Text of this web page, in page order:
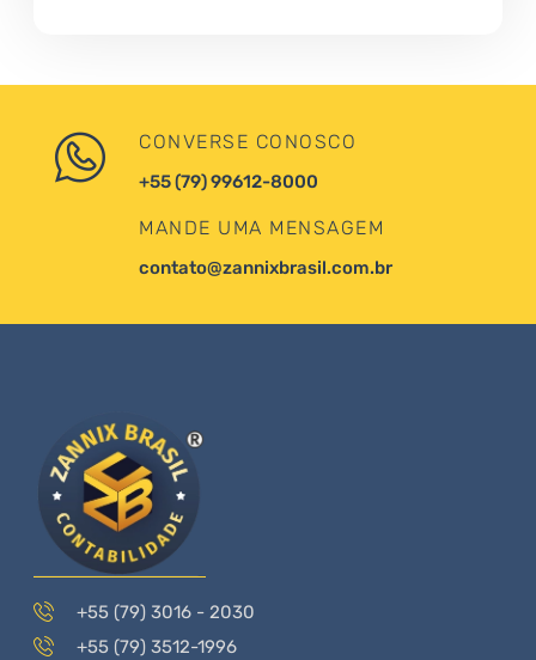
CONVERSE CONOSCO
+55 (79) 99612-8000
MANDE UMA MENSAGEM
contato@zannixbrasil.com.br
+55 (79) 3016 - 2030
+55 (79) 3512-1996